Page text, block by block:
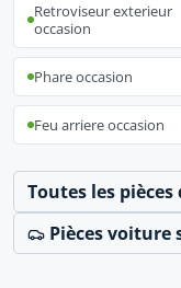
Retroviseur exterieur
occasion
Phare occasion
Feu arriere occasion
Toutes les pièces
Pièces voiture